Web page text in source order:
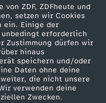
ZDF, ZDFheute und
setzen wir Cookies
ein. Einige der
unbedingt erforderlich
Zustimmung dürfen wir
hinaus
speichern und/oder
Daten ohne deine
die nicht unsere
verwenden deine
Zwecken.
Kontakt zum ZDF